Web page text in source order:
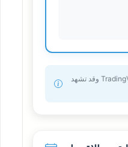
الأسعار تأتي مباشرة من TradingView وقد تشهد